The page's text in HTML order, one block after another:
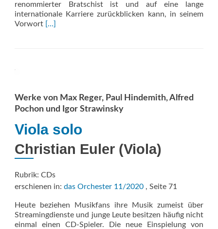
renommierter Bratschist ist und auf eine lange
internationale Karriere zurückblicken kann, in seinem
Vorwort Read
[…]
Werke von Max Reger, Paul Hindemith, Alfred
Pochon und Igor Strawinsky
Viola solo
Christian Euler (Viola)
Rubrik: CDs
erschienen in: das Orchester 11/2020 , Seite 71
Heute beziehen Musikfans ihre Musik zumeist über
Streamingdienste und junge Leute besitzen häufig nicht
einmal einen CD-Spieler. Die neue Einspielung von